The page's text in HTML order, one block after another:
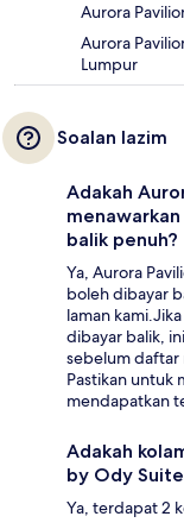
Aurora
Aurora
Lumpur
Soalan lazim
Adakah
balik penuh?
Ya, Aurora
boleh dibayar
laman
dibayar balik,
sebelum daftar
Pastikan untuk
mendapatkan
Adakah
by Ody
Ya, terdapat 2